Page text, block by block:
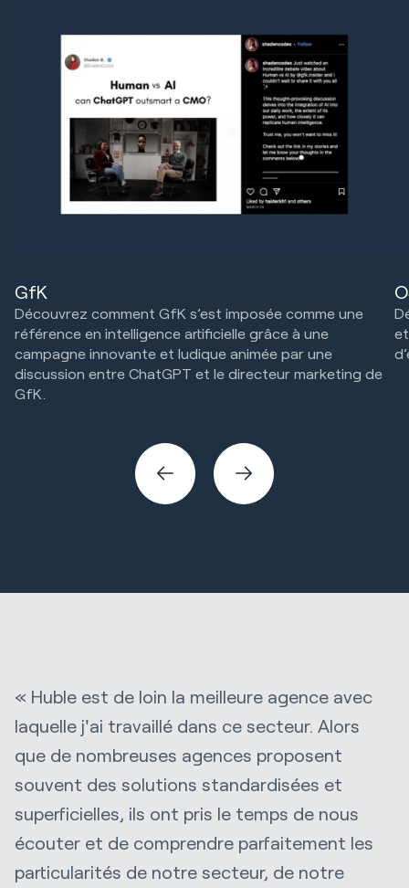
GfK
Découvrez comment GfK s’est imposée comme une
référence en intelligence artificielle grâce à une
campagne innovante et ludique animée par une
discussion entre ChatGPT et le directeur marketing de
GfK.
« Huble est de loin la meilleure agence avec
laquelle j'ai travaillé dans ce secteur. Alors
que de nombreuses agences proposent
souvent des solutions standardisées et
superficielles, ils ont pris le temps de nous
écouter et de comprendre parfaitement les
particularités de notre secteur, de notre